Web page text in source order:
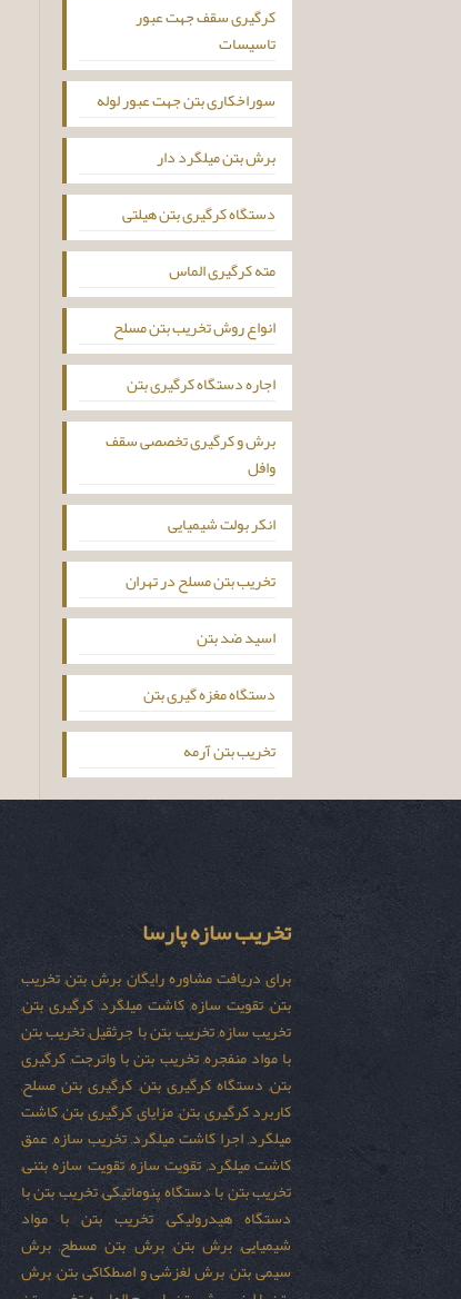
کرگیری سقف جهت عبور
تاسیسات
سوراخکاری بتن جهت عبور لوله
برش بتن میلگرد دار
دستگاه کرگیری بتن هیلتی
مته کرگیری الماس
انواع روش تخریب بتن مسلح
اجاره دستگاه کرگیری بتن
برش و کرگیری تخصصی سقف
وافل
انکر بولت شیمیایی
تخریب بتن مسلح در تهران
اسید ضد بتن
دستگاه مغزه گیری بتن
تخریب بتن آرمه
تخریب سازه پارسا
برای دریافت مشاوره رایگان برش بتن, تخریب
بتن, تقویت سازه, کاشت میلگرد, کرگیری بتن,
تخریب سازه, تخریب بتن با جرثقیل, تخریب بتن
با مواد منفجره, تخریب بتن با واترجت, کرگیری
بتن, دستگاه کرگیری بتن, کرگیری بتن مسلح,
کاربرد کرگیری بتن, مزایای کرگیری بتن, کاشت
میلگرد, اجرا کاشت میلگرد, تخریب سازه, عمق
کاشت میلگرد, تقویت سازه, تقویت سازه بتنی,
تخریب بتن با دستگاه پنوماتیکی, تخریب بتن با
دستگاه هیدرولیکی, تخریب بتن با مواد
شیمیایی, برش بتن, برش بتن مسطح, برش
سیمی بتن, برش لغزشی و اصطکاکی بتن, برش